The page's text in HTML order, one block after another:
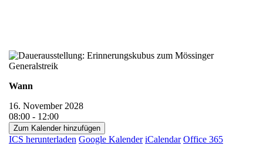
Wann
16. November 2028
08:00 - 12:00
Zum Kalender hinzufügen
ICS herunterladen Google Kalender iCalendar Office 365